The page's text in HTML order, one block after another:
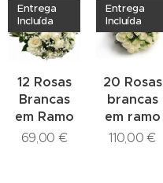
12 Rosas
Brancas
em Ramo
Entrega
Incluída
69,00 €
20 Rosas
brancas
em ramo
Entrega
Incluída
110,00 €